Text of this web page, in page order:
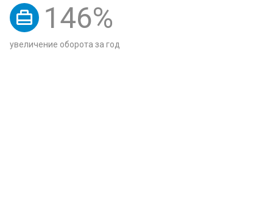
146%
увеличение оборота за год